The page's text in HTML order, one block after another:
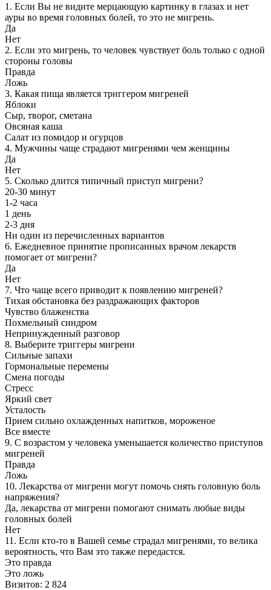
1. Если Вы не видите мерцающую картинку в глазах и нет
ауры во время головных болей, то это не мигрень.
Да
Нет
2. Если это мигрень, то человек чувствует боль только с одной
стороны головы
Правда
Ложь
3. Какая пища является триггером мигреней
Яблоки
Сыр, творог, сметана
Овсяная каша
Салат из помидор и огурцов
4. Мужчины чаще страдают мигренями чем женщины
Да
Нет
5. Сколько длится типичный приступ мигрени?
20-30 минут
1-2 часа
1 день
2-3 дня
Ни один из перечисленных вариантов
6. Ежедневное принятие прописанных врачом лекарств
помогает от мигрени?
Да
Нет
7. Что чаще всего приводит к появлению мигреней?
Тихая обстановка без раздражающих факторов
Чувство блаженства
Похмельный синдром
Непринужденный разговор
8. Выберите триггеры мигрени
Сильные запахи
Гормональные перемены
Смена погоды
Стресс
Яркий свет
Усталость
Прием сильно охлажденных напитков, мороженое
Все вместе
9. С возрастом у человека уменьшается количество приступов
мигреней
Правда
Ложь
10. Лекарства от мигрени могут помочь снять головную боль
напряжения?
Да, лекарства от мигрени помогают снимать любые виды
головных болей
Нет
11. Если кто-то в Вашей семье страдал мигренями, то велика
вероятность, что Вам это также передастся.
Это правда
Это ложь
Визитов: 2 824